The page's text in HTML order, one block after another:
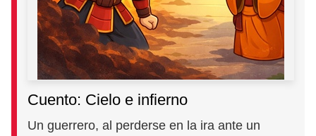
Cuento: Cielo e infierno
Un guerrero, al perderse en la ira ante un